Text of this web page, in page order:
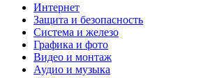
Интернет
Защита и безопасность
Система и железо
Графика и фото
Видео и монтаж
Аудио и музыка